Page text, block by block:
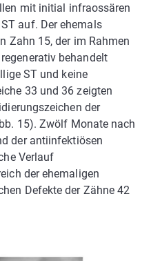
mit initial infraossären
auf. Der ehemals
Zahn 15, der im Rahmen
behandelt
ST und keine
33 und 36 zeigten
der
15). Zwölf Monate nach
der antiinfektiösen
Verlauf
der ehemaligen
Defekte der Zähne 42